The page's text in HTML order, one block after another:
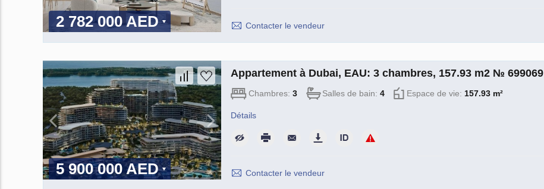
2 782 000 AED Contacter le vendeur
5 900 000 AED
Appartement à Dubai, EAU: 3 chambres, 157.93 m2 № 699069
Chambres: 3 Salles de bain: 4 Espace de vie: 157.93 m²
Détails
Contacter le vendeur